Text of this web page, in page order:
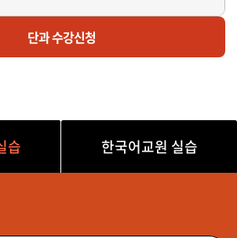
어교육실습D반(토 오후/14시~19시)
단과 수강신청
습 한국어교원 실습